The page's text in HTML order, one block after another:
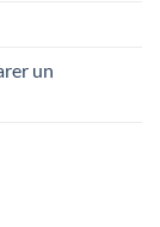
un